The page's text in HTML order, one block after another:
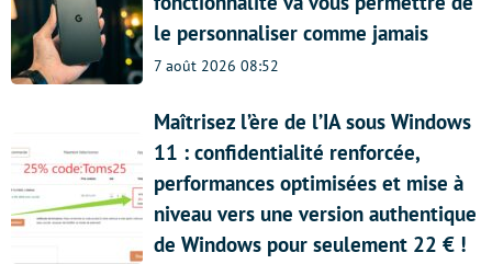
le personnaliser comme jamais
7 août 2026 08:52
Maîtrisez l’ère de l’IA sous Windows
11 : confidentialité renforcée,
performances optimisées et mise à
niveau vers une version authentique
de Windows pour seulement 22 € !